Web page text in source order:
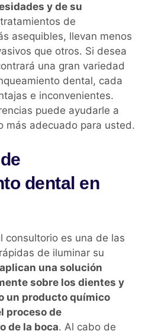
y de su
de
asequibles, llevan menos
que otros. Si desea
una gran variedad
dental, cada
e inconvenientes.
puede ayudarle a
más adecuado para usted.
dental en
consultorio es una de las
de iluminar su
una solución
sobre los dientes y
un producto químico
proceso de
de la boca. Al cabo de